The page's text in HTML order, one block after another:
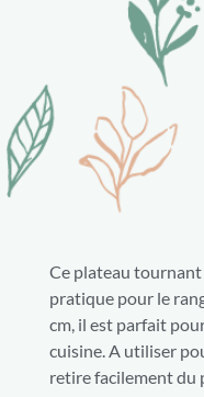
Ce plateau tournant
pratique pour le
cm, il est parfait
cuisine. A utiliser
retire facilement du